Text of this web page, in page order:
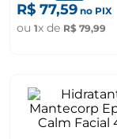
R$ 77,59 no PIX
ou 1x de R$ 79,99